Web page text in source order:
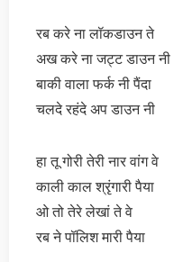
रब करे ना लॉकडाउन ते
अख करे ना जट्ट डाउन नी
बाकी वाला फर्क नी पैंदा
चलदे रहंदे अप डाउन नी
हा तू गोरी तेरी नार वांग वे
काली काल श्रृंगारी पैया
ओ तो तेरे लेखां ते वे
रब ने पॉलिश मारी पैया